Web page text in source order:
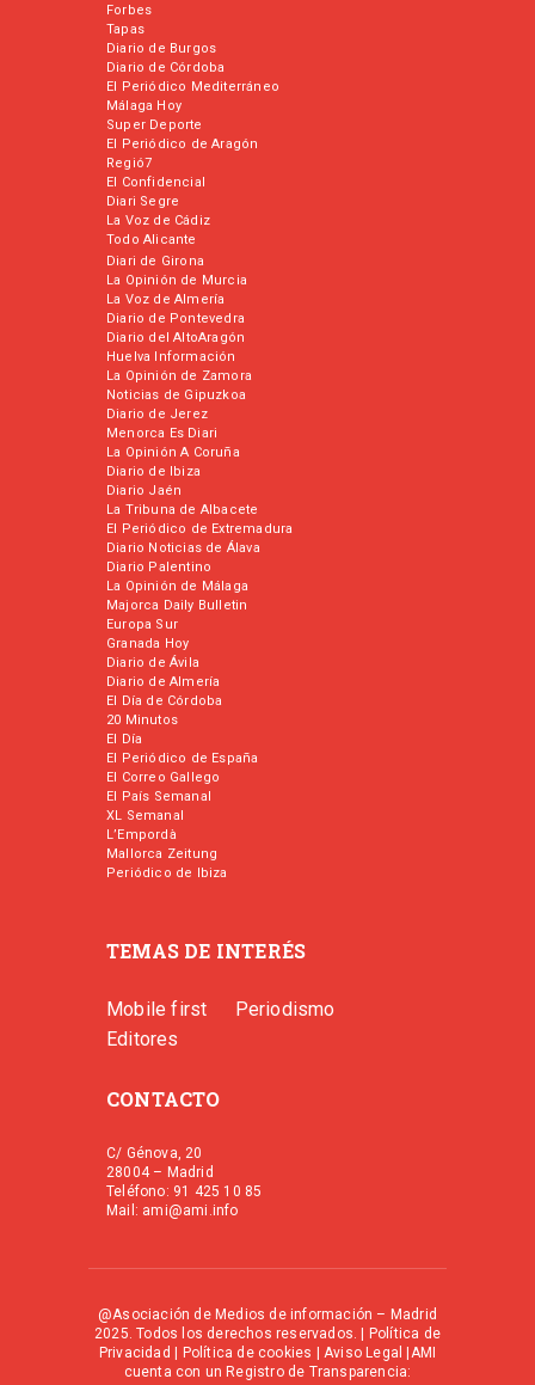
Forbes
Tapas
Diario de Burgos
Diario de Córdoba
El Periódico Mediterráneo
Málaga Hoy
Super Deporte
El Periódico de Aragón
Regió7
El Confidencial
Diari Segre
La Voz de Cádiz
Todo Alicante
Diari de Girona
La Opinión de Murcia
La Voz de Almería
Diario de Pontevedra
Diario del AltoAragón
Huelva Información
La Opinión de Zamora
Noticias de Gipuzkoa
Diario de Jerez
Menorca Es Diari
La Opinión A Coruña
Diario de Ibiza
Diario Jaén
La Tribuna de Albacete
El Periódico de Extremadura
Diario Noticias de Álava
Diario Palentino
La Opinión de Málaga
Majorca Daily Bulletin
Europa Sur
Granada Hoy
Diario de Ávila
Diario de Almería
El Día de Córdoba
20 Minutos
El Día
El Periódico de España
El Correo Gallego
El País Semanal
XL Semanal
L’Empordà
Mallorca Zeitung
Periódico de Ibiza
TEMAS DE INTERÉS
Mobile first
Periodismo
Editores
CONTACTO
C/ Génova, 20
28004 – Madrid
Teléfono: 91 425 10 85
Mail: ami@ami.info
@Asociación de Medios de información – Madrid
2025. Todos los derechos reservados. |
Política de
Privacidad
Política de cookies Aviso Legal
|AMI
cuenta con un Registro de Transparencia: